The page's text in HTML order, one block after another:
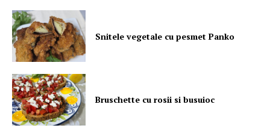
Snitele vegetale cu pesmet Panko
Bruschette cu rosii si busuioc